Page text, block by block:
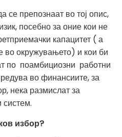
се препознаат во тој опис,
посебно за оние кои не
капацитет ( а
во окружувањето) и кои би
по поамбициозни работни
во финансиите, за
нека размислат за
избор?